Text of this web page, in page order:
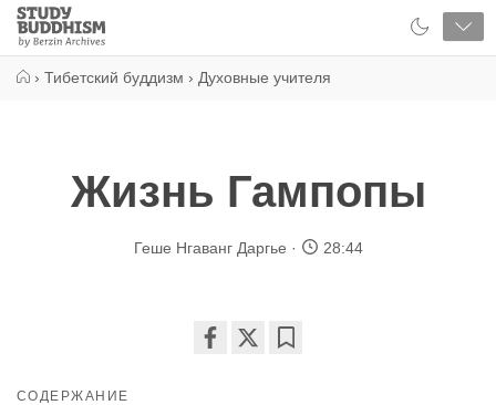
Close
Study
Buddhism
› Тибетский буддизм › Духовные учителя
Жизнь Гампопы
Геше Нгаванг Даргье 28:44
СОДЕРЖАНИЕ